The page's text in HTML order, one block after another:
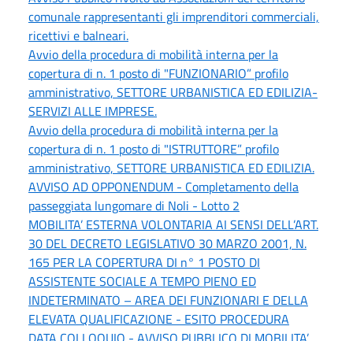
comunale rappresentanti gli imprenditori commerciali,
ricettivi e balneari.
Avvio della procedura di mobilità interna per la
copertura di n. 1 posto di "FUNZIONARIO” profilo
amministrativo, SETTORE URBANISTICA ED EDILIZIA-
SERVIZI ALLE IMPRESE.
Avvio della procedura di mobilità interna per la
copertura di n. 1 posto di "ISTRUTTORE” profilo
amministrativo, SETTORE URBANISTICA ED EDILIZIA.
AVVISO AD OPPONENDUM - Completamento della
passeggiata lungomare di Noli - Lotto 2
MOBILITA’ ESTERNA VOLONTARIA AI SENSI DELL’ART.
30 DEL DECRETO LEGISLATIVO 30 MARZO 2001, N.
165 PER LA COPERTURA DI n° 1 POSTO DI
ASSISTENTE SOCIALE A TEMPO PIENO ED
INDETERMINATO – AREA DEI FUNZIONARI E DELLA
ELEVATA QUALIFICAZIONE - ESITO PROCEDURA